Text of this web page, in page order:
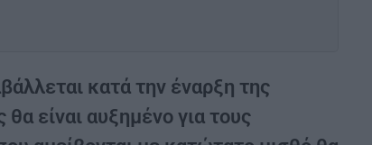
κατά την έναρξη της
είναι αυξημένο για τους